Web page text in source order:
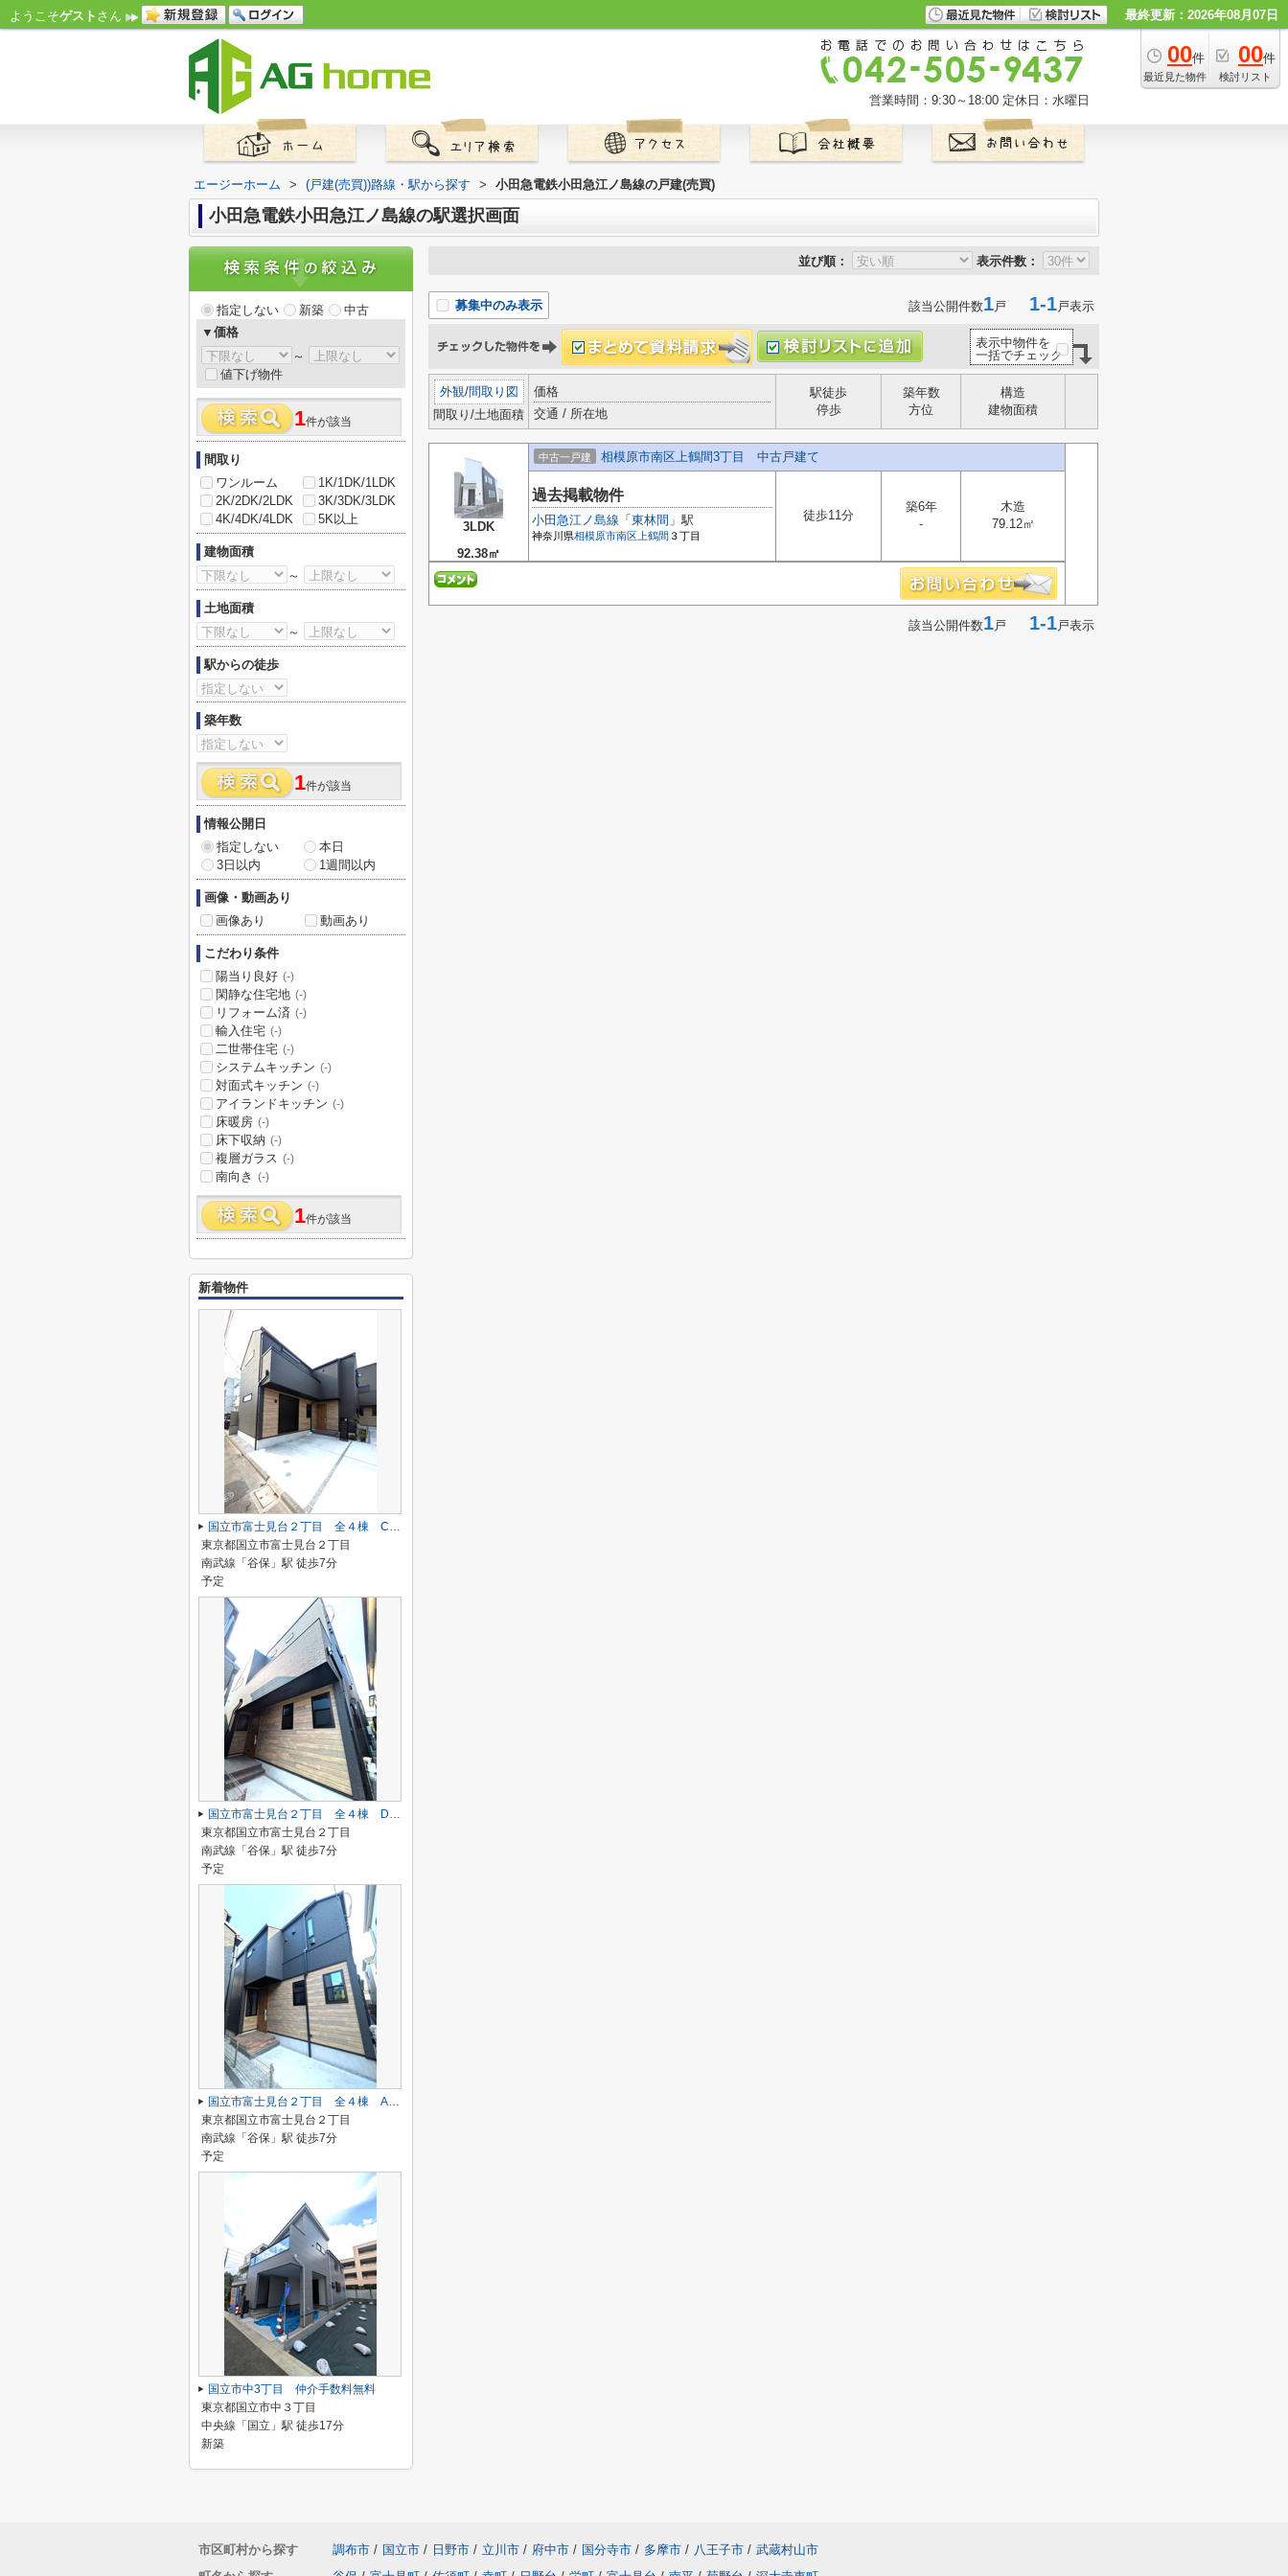
ようこそゲスト さん 最終更新：2026年08月07日
00件
最近見た物件
00件
検討リスト
営業時間：9:30～18:00 定休日：水曜日
エージーホーム > (戸建(売買))路線・駅から探す > 小田急電鉄小田急江ノ島線の戸建(売買)
小田急電鉄小田急江ノ島線の駅選択画面
並び順： 表示件数：
募集中のみ表示 該当公開件数1戸 1-1戸表示
表示中物件を
一括でチェック
外観/間取り図
間取り/土地面積
価格
交通 / 所在地
駅徒歩
停歩
築年数
方位
構造
建物面積
3LDK
92.38㎡
中古一戸建 相模原市南区上鶴間3丁目 中古戸建て
過去掲載物件
小田急江ノ島線 「 東林間 」駅
神奈川県相模原市南区 上鶴間 ３丁目
徒歩11分
築6年
-
木造
79.12㎡
該当公開件数1戸 1-1戸表示
指定しない 新築
中古
▼価格
～
値下げ物件
1件が該当
間取り
ワンルーム
1K/1DK/1LDK
2K/2DK/2LDK
3K/3DK/3LDK
4K/4DK/4LDK
5K以上
建物面積
～
土地面積
～
駅からの徒歩
築年数
1件が該当
情報公開日
指定しない
本日
3日以内
1週間以内
画像・動画あり
画像あり
動画あり
こだわり条件
陽当り良好 (-)
閑静な住宅地 (-)
リフォーム済 (-)
輸入住宅 (-)
二世帯住宅 (-)
システムキッチン (-)
対面式キッチン (-)
アイランドキッチン (-)
床暖房 (-)
床下収納 (-)
複層ガラス (-)
南向き (-)
1件が該当
新着物件
国立市富士見台２丁目 全４棟 C号棟 仲介手数料無料♪
東京都国立市富士見台２丁目
南武線「谷保」駅 徒歩7分
予定
国立市富士見台２丁目 全４棟 D号棟 仲介手数料無料♪
東京都国立市富士見台２丁目
南武線「谷保」駅 徒歩7分
予定
国立市富士見台２丁目 全４棟 A号棟 仲介手数料無料♪
東京都国立市富士見台２丁目
南武線「谷保」駅 徒歩7分
予定
国立市中3丁目 仲介手数料無料
東京都国立市中３丁目
中央線「国立」駅 徒歩17分
新築
市区町村から探す 調布市 / 国立市 / 日野市 / 立川市 / 府中市 / 国分寺市 / 多摩市 / 八王子市 / 武蔵村山市